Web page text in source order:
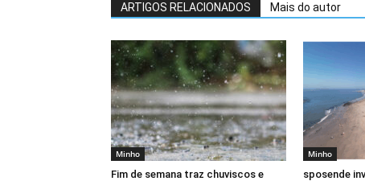
ARTIGOS RELACIONADOS Mais do autor
Minho
Fim de semana traz chuviscos e
Minho
sposende